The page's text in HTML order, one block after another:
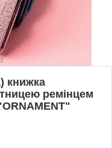
книжка
ремінцем